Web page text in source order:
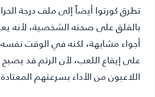
تطرق كورتوا أيضاً إلى ملف درجة
بالقلق على صحته الشخصية، لأنه
أجواء مشابهة، لكنه في الوقت نفسه
على إيقاع اللعب، لأن الرتم قد
اللاعبون من الأداء بسرعتهم